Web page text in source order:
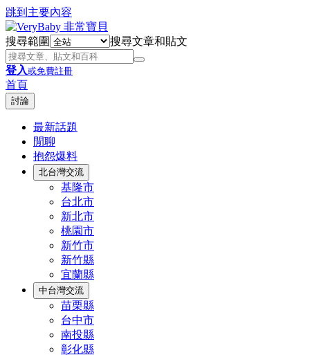
跳到主要內容
搜尋範圍 搜尋文章和貼文
登入或免費註冊
首頁
討論
最新話題
閒聊
抱怨爆料
北台灣交流
基隆市
台北市
新北市
桃園市
新竹市
新竹縣
宜蘭縣
中台灣交流
苗栗縣
台中市
南投縣
彰化縣